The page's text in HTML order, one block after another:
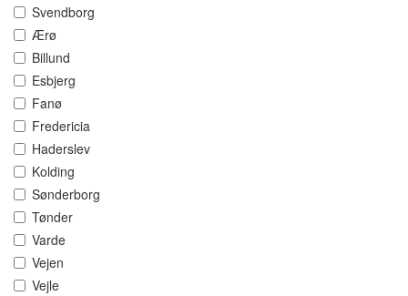
Svendborg
Ærø
Billund
Esbjerg
Fanø
Fredericia
Haderslev
Kolding
Sønderborg
Tønder
Varde
Vejen
Vejle